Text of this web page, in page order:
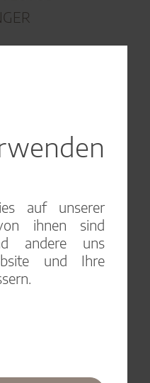
auf unserer
ihnen sind
andere uns
und Ihre